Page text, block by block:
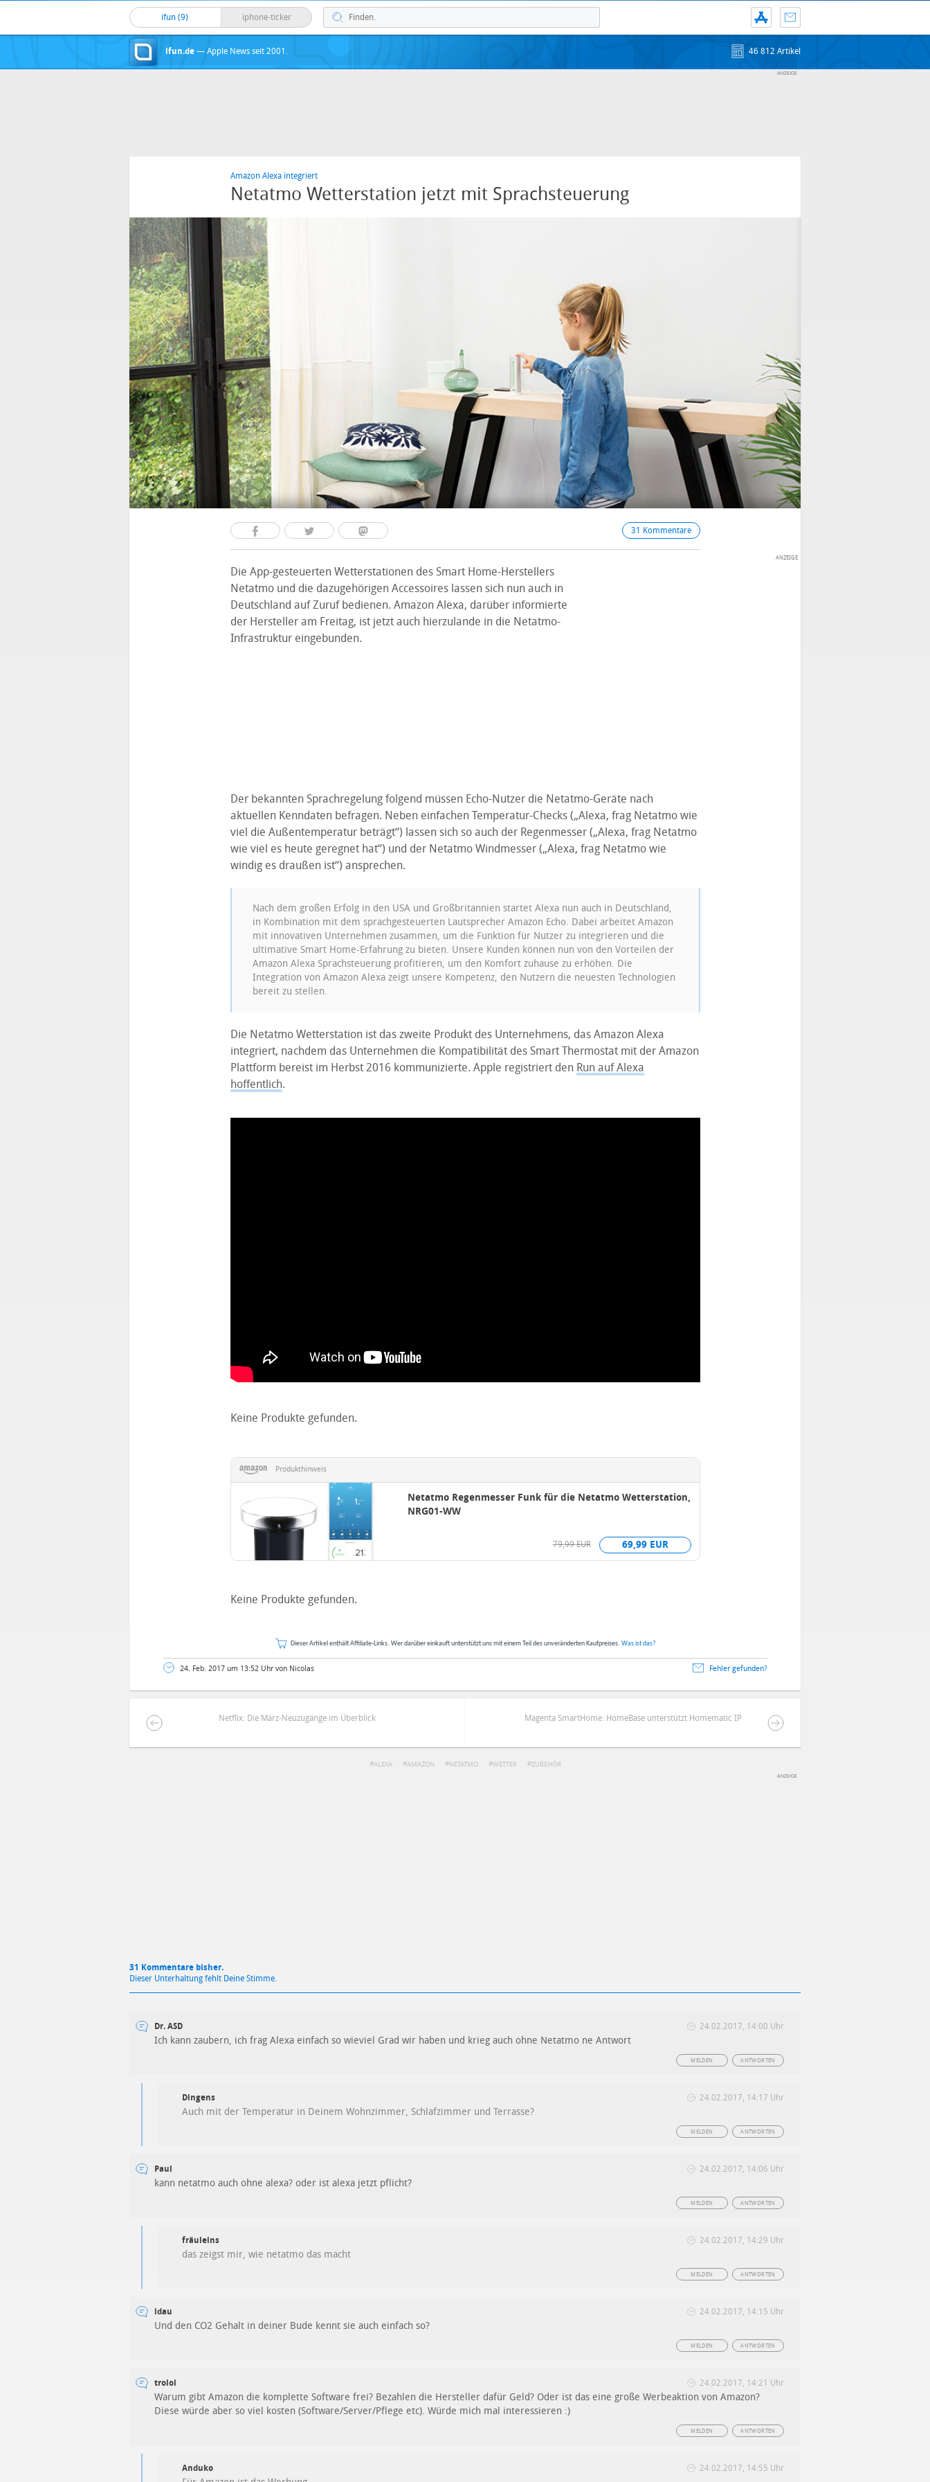
ifun (9) iphone-ticker
ifun.de — Apple News seit 2001. 46 812 Artikel
Amazon Alexa integriert
Netatmo Wetterstation jetzt mit Sprachsteuerung
31 Kommentare
Die App-gesteuerten Wetterstationen des Smart Home-Herstellers
Netatmo und die dazugehörigen Accessoires lassen sich nun auch in
Deutschland auf Zuruf bedienen. Amazon Alexa, darüber informierte
der Hersteller am Freitag, ist jetzt auch hierzulande in die Netatmo-
Infrastruktur eingebunden.
Der bekannten Sprachregelung folgend müssen Echo-Nutzer die Netatmo-Geräte nach
aktuellen Kenndaten befragen. Neben einfachen Temperatur-Checks („Alexa, frag Netatmo wie
viel die Außentemperatur beträgt“) lassen sich so auch der Regenmesser („Alexa, frag Netatmo
wie viel es heute geregnet hat“) und der Netatmo Windmesser („Alexa, frag Netatmo wie
windig es draußen ist“) ansprechen.
Nach dem großen Erfolg in den USA und Großbritannien startet Alexa nun auch in Deutschland,
in Kombination mit dem sprachgesteuerten Lautsprecher Amazon Echo. Dabei arbeitet Amazon
mit innovativen Unternehmen zusammen, um die Funktion für Nutzer zu integrieren und die
ultimative Smart Home-Erfahrung zu bieten. Unsere Kunden können nun von den Vorteilen der
Amazon Alexa Sprachsteuerung profitieren, um den Komfort zuhause zu erhöhen. Die
Integration von Amazon Alexa zeigt unsere Kompetenz, den Nutzern die neuesten Technologien
bereit zu stellen.
Die Netatmo Wetterstation ist das zweite Produkt des Unternehmens, das Amazon Alexa
integriert, nachdem das Unternehmen die Kompatibilität des Smart Thermostat mit der Amazon
Plattform bereist im Herbst 2016 kommunizierte. Apple registriert den Run auf Alexa
hoffentlich.
Keine Produkte gefunden.
Produkthinweis
Netatmo Regenmesser Funk für die Netatmo Wetterstation,
NRG01-WW
69,99 EUR
79,99 EUR
Keine Produkte gefunden.
Dieser Artikel enthält Affiliate-Links. Wer darüber einkauft unterstützt uns mit einem Teil des unveränderten Kaufpreises. Was ist das?
24. Feb. 2017 um 13:52 Uhr von Nicolas Fehler gefunden?
Netflix: Die März-Neuzugänge im Überblick Magenta SmartHome: HomeBase unterstützt Homematic IP
ALEXA AMAZON NETATMO WETTER ZUBEHÖR
31 Kommentare bisher.
Dieser Unterhaltung fehlt Deine Stimme.
Dr. ASD 24.02.2017, 14:00 Uhr
Ich kann zaubern, ich frag Alexa einfach so wieviel Grad wir haben und krieg auch ohne Netatmo ne Antwort
ANTWORTEN
MELDEN
Dingens 24.02.2017, 14:17 Uhr
Auch mit der Temperatur in Deinem Wohnzimmer, Schlafzimmer und Terrasse?
ANTWORTEN
MELDEN
Paul 24.02.2017, 14:06 Uhr
kann netatmo auch ohne alexa? oder ist alexa jetzt pflicht?
ANTWORTEN
MELDEN
fräuleins 24.02.2017, 14:29 Uhr
das zeigst mir, wie netatmo das macht
ANTWORTEN
MELDEN
idau 24.02.2017, 14:15 Uhr
Und den CO2 Gehalt in deiner Bude kennt sie auch einfach so?
ANTWORTEN
MELDEN
trolol 24.02.2017, 14:21 Uhr
Warum gibt Amazon die komplette Software frei? Bezahlen die Hersteller dafür Geld? Oder ist das eine große Werbeaktion von Amazon?
Diese würde aber so viel kosten (Software/Server/Pflege etc). Würde mich mal interessieren :)
ANTWORTEN
MELDEN
Anduko 24.02.2017, 14:55 Uhr